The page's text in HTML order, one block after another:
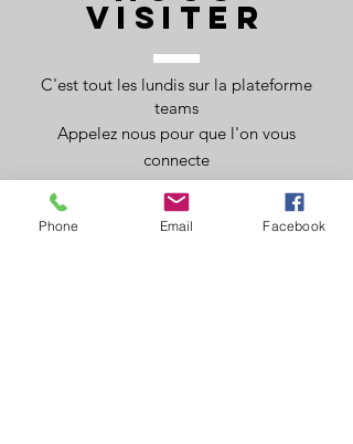
VISITER
C'est tout les lundis sur la plateforme
teams
Appelez nous pour que l'on vous
connecte
Phone Email Facebook